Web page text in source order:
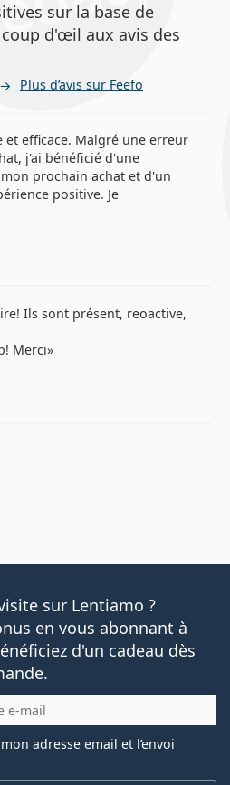
sur la base de
d'œil aux avis des
Plus d’avis sur Feefo
et efficace. Malgré une erreur
j'ai bénéficié d'une
prochain achat et d'un
positive. Je
Ils sont présent, reoactive,
Merci
sur Lentiamo ?
en vous abonnant à
d'un cadeau dès
adresse email et l’envoi